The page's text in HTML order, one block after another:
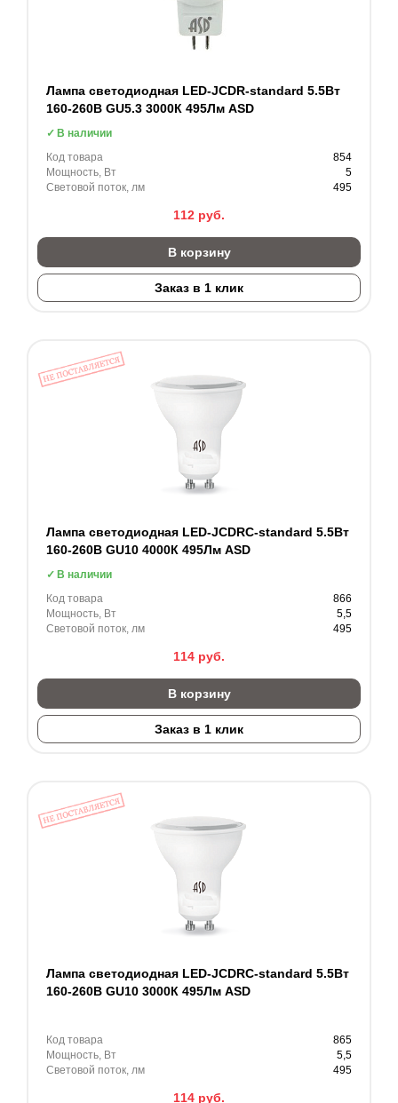
Лампа светодиодная LED-JCDR-standard 5.5Вт
160-260В GU5.3 3000К 495Лм ASD
В наличии
Код товара
854
Мощность, Вт
5
Световой поток, лм
495
112 руб.
В корзину
Заказ в 1 клик
Лампа светодиодная LED-JCDRC-standard 5.5Вт
160-260В GU10 4000К 495Лм ASD
В наличии
Код товара
866
Мощность, Вт
5,5
Световой поток, лм
495
114 руб.
В корзину
Заказ в 1 клик
Лампа светодиодная LED-JCDRC-standard 5.5Вт
160-260В GU10 3000К 495Лм ASD
Код товара
865
Мощность, Вт
5,5
Световой поток, лм
495
114 руб.